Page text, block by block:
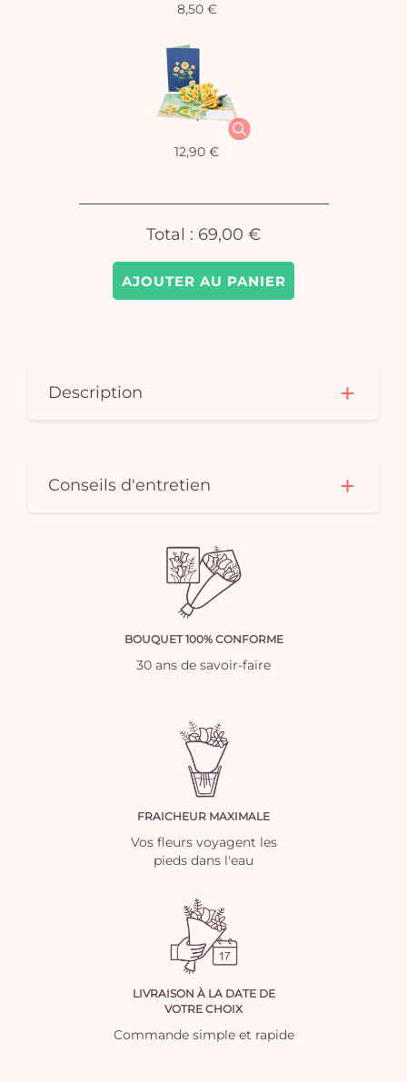
AJOUTER AU PANIER
8,50 €
12,90 €
Total : 69,00 €
Description
Conseils d'entretien
BOUQUET 100% CONFORME
30 ans de savoir-faire
FRAICHEUR MAXIMALE
Vos fleurs voyagent les
pieds dans l'eau
LIVRAISON À LA DATE DE
VOTRE CHOIX
Commande simple et rapide